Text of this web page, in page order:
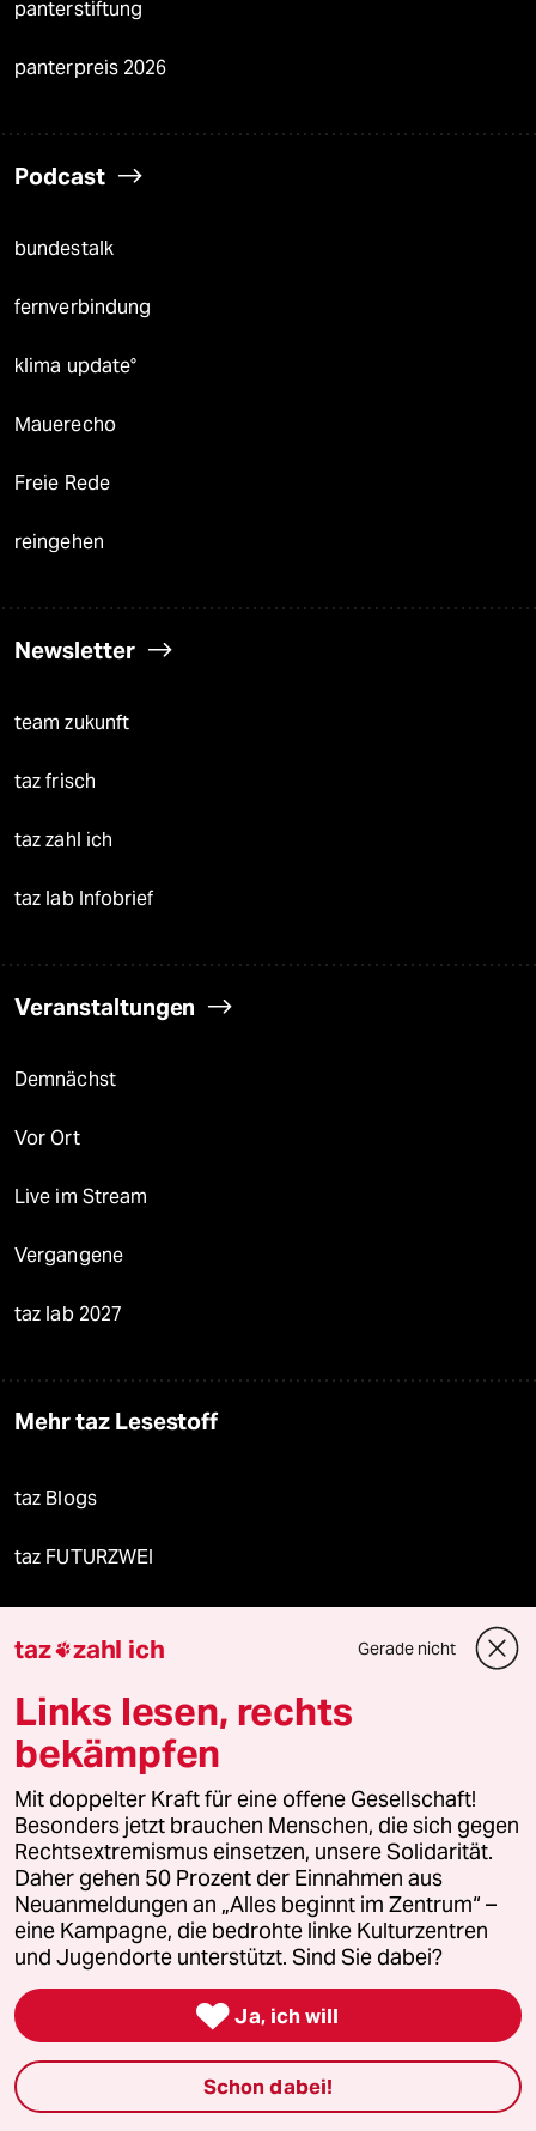
panterstiftung
panterpreis 2026
Podcast
bundestalk
fernverbindung
klima update°
Mauerecho
Freie Rede
reingehen
Newsletter
team zukunft
taz frisch
taz zahl ich
taz lab Infobrief
Veranstaltungen
Demnächst
Vor Ort
Live im Stream
Vergangene
taz lab 2027
Mehr taz Lesestoff
taz Blogs
taz FUTURZWEI
Mehr taz Angebote
Reisen
Kantine
Anzeigen
taz zahl ich Gerade nicht
Links lesen, rechts
bekämpfen
Mit doppelter Kraft für eine offene Gesellschaft!
Besonders jetzt brauchen Menschen, die sich gegen
Rechtsextremismus einsetzen, unsere Solidarität.
Daher gehen 50 Prozent der Einnahmen aus
Neuanmeldungen an „Alles beginnt im Zentrum“ –
eine Kampagne, die bedrohte linke Kulturzentren
und Jugendorte unterstützt. Sind Sie dabei?
 Ja, ich will
Schon dabei!